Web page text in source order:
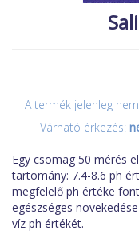
A termék jelenleg
Várható érkezés:
Egy csomag 50 mérés
tartomány: 7.4-8.6 ph
megfelelő ph értéke
egészséges
víz ph értékét.